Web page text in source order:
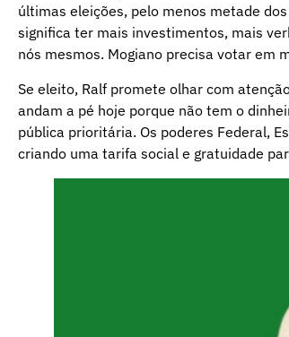
últimas eleições, pelo menos metade
significa ter mais investimentos, mais
nós mesmos. Mogiano precisa votar em
Se eleito, Ralf promete olhar com
andam a pé hoje porque não tem o
pública prioritária. Os poderes Federal,
criando uma tarifa social e gratuidade